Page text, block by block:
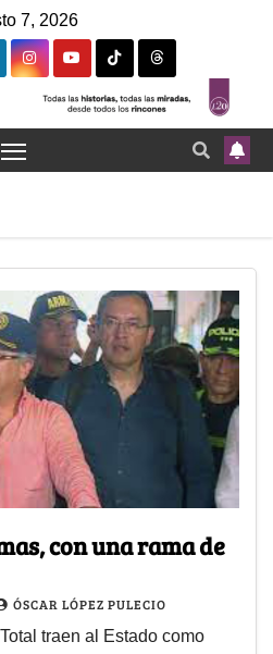
7, 2026
con una rama de
ÓSCAR LÓPEZ PULECIO
traen al Estado como